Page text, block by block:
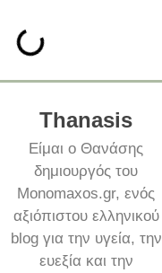
Thanasis
Είμαι ο Θανάσης
δημιουργός του
Monomaxos.gr, ενός
αξιόπιστου ελληνικού
blog για την υγεία, την
ευεξία και την